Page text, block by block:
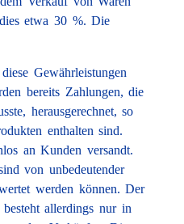
etwa 30 %. Die
Gewährleistungen
bereits Zahlungen, die
herausgerechnet, so
enthalten sind.
an Kunden versandt.
von unbedeutender
werden können. Der
allerdings nur in